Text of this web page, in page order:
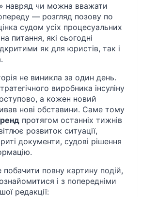
навряд чи можна вважати
— розгляд позову по
судом усіх процесуальних
питання, які сьогодні
як для юристів, так і
не виникла за один день.
виробника інсуліну
а кожен новий
нові обставини. Саме тому
протягом останніх тижнів
розвиток ситуації,
документи, судові рішення
повну картину подій,
і з попередніми
редакції: